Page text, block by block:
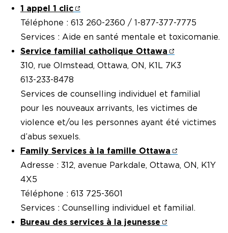
1 appel 1 clic
Téléphone : 613 260-2360 / 1-877-377-7775
Services : Aide en santé mentale et toxicomanie.
Service familial catholique Ottawa
310, rue Olmstead, Ottawa, ON, K1L 7K3
613-233-8478
Services de counselling individuel et familial
pour les nouveaux arrivants, les victimes de
violence et/ou les personnes ayant été victimes
d’abus sexuels.
Family Services à la famille Ottawa
Adresse : 312, avenue Parkdale, Ottawa, ON, K1Y
4X5
Téléphone : 613 725-3601
Services : Counselling individuel et familial.
Bureau des services à la jeunesse